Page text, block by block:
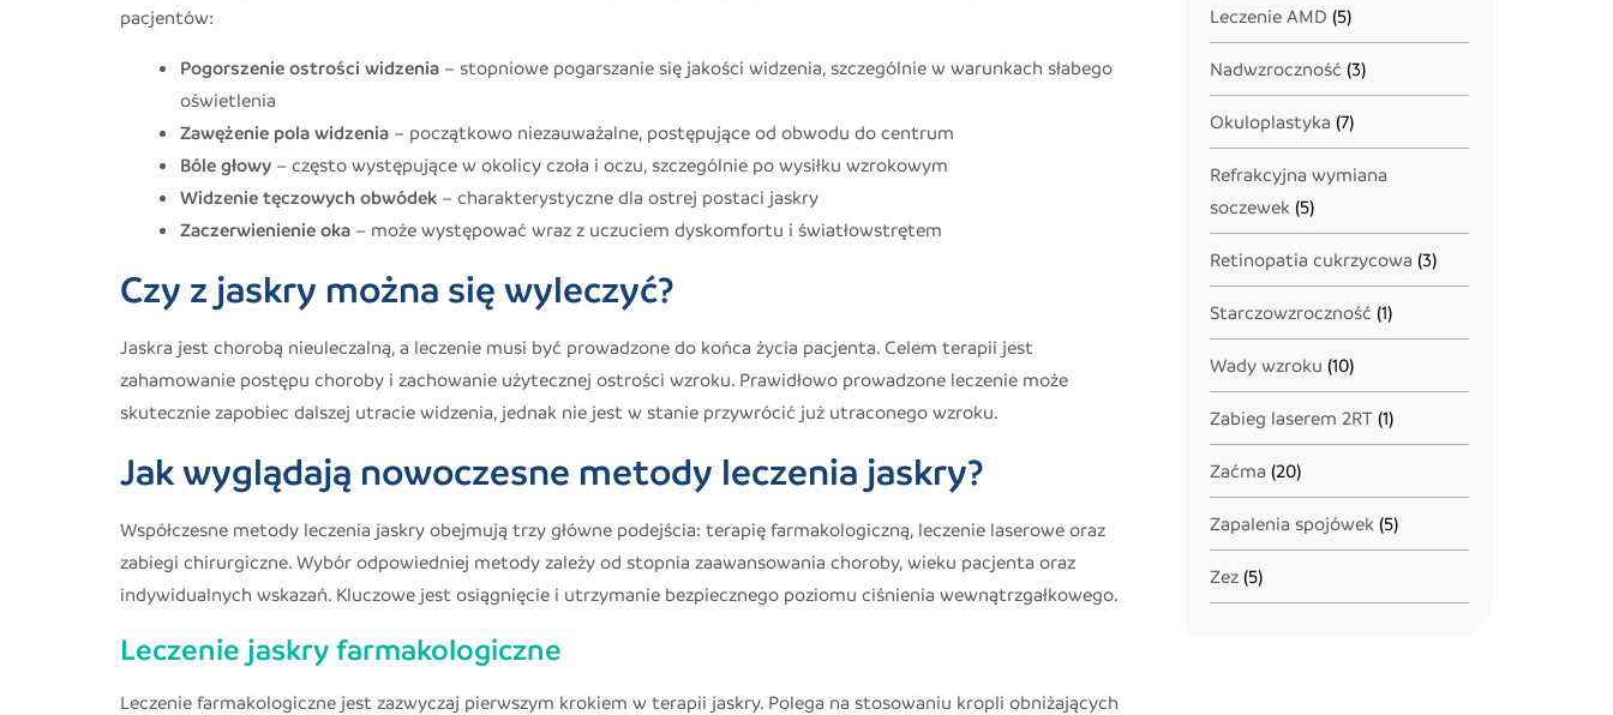
pacjentów:
Pogorszenie ostrości widzenia – stopniowe pogarszanie się jakości widzenia, szczególnie w warunkach słabego
oświetlenia
Zawężenie pola widzenia – początkowo niezauważalne, postępujące od obwodu do centrum
Bóle głowy – często występujące w okolicy czoła i oczu, szczególnie po wysiłku wzrokowym
Widzenie tęczowych obwódek – charakterystyczne dla ostrej postaci jaskry
Zaczerwienienie oka – może występować wraz z uczuciem dyskomfortu i światłowstrętem
Czy z jaskry można się wyleczyć?
Jaskra jest chorobą nieuleczalną, a leczenie musi być prowadzone do końca życia pacjenta. Celem terapii jest
zahamowanie postępu choroby i zachowanie użytecznej ostrości wzroku. Prawidłowo prowadzone leczenie może
skutecznie zapobiec dalszej utracie widzenia, jednak nie jest w stanie przywrócić już utraconego wzroku.
Jak wyglądają nowoczesne metody leczenia jaskry?
Współczesne metody leczenia jaskry obejmują trzy główne podejścia: terapię farmakologiczną, leczenie laserowe oraz
zabiegi chirurgiczne. Wybór odpowiedniej metody zależy od stopnia zaawansowania choroby, wieku pacjenta oraz
indywidualnych wskazań. Kluczowe jest osiągnięcie i utrzymanie bezpiecznego poziomu ciśnienia wewnątrzgałkowego.
Leczenie jaskry farmakologiczne
Leczenie farmakologiczne jest zazwyczaj pierwszym krokiem w terapii jaskry. Polega na stosowaniu kropli obniżających
Leczenie AMD (5)
Nadwzroczność (3)
Okuloplastyka (7)
Refrakcyjna wymiana
soczewek (5)
Retinopatia cukrzycowa (3)
Starczowzroczność (1)
Wady wzroku (10)
Zabieg laserem 2RT (1)
Zaćma (20)
Zapalenia spojówek (5)
Zez (5)